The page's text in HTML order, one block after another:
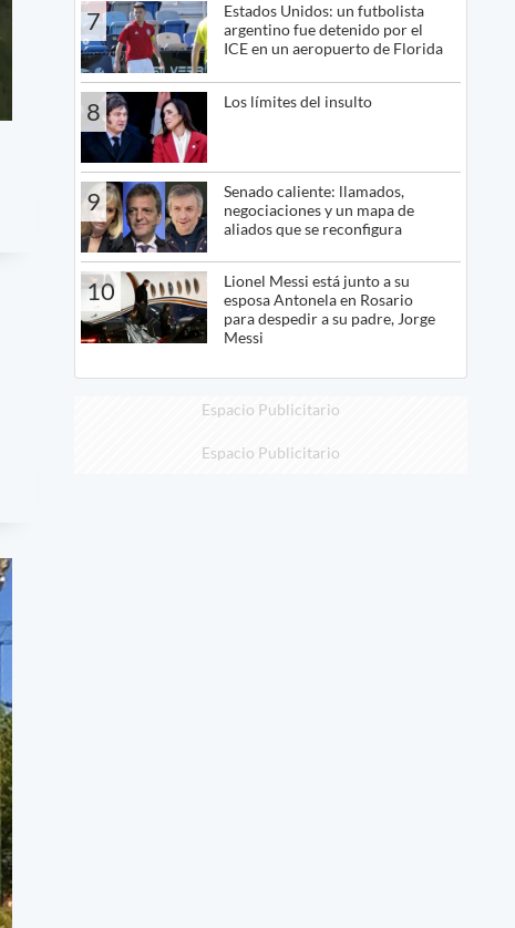
7
Estados Unidos: un futbolista
argentino fue detenido por el
ICE en un aeropuerto de Florida
8 Los límites del insulto
9
Senado caliente: llamados,
negociaciones y un mapa de
aliados que se reconfigura
10
Lionel Messi está junto a su
esposa Antonela en Rosario
para despedir a su padre, Jorge
Messi
Espacio Publicitario
Espacio Publicitario